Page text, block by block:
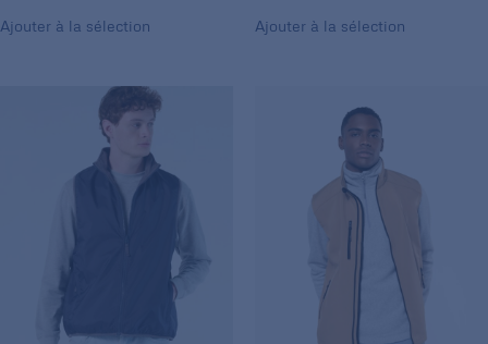
Ajouter à la sélection Ajouter à la sélection